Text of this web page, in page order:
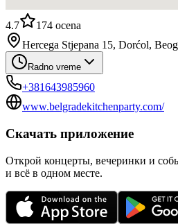
4.7 174 ocena
Hercega Stjepana 15, Dorćol,
Radno vreme
+381643985960
www.belgradekitchenparty.com/
Скачать приложение
Открой концерты, вечеринки и
и всё в одном месте.